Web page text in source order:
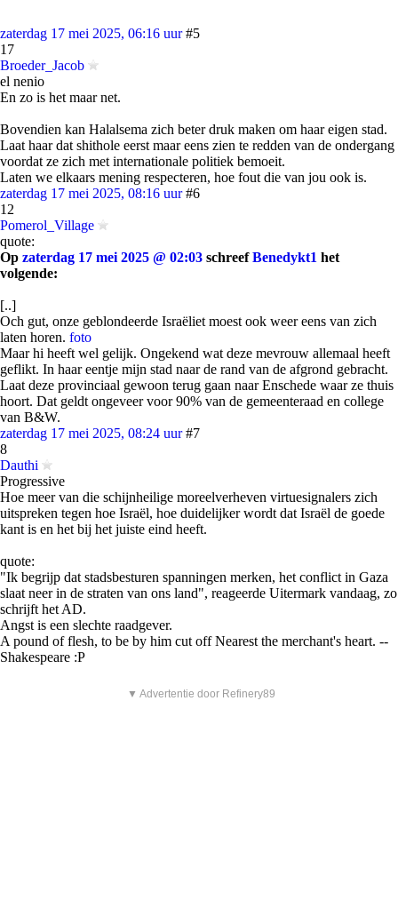
zaterdag 17 mei 2025, 06:16 uur #5
17
Broeder_Jacob
el nenio
En zo is het maar net.
Bovendien kan Halalsema zich beter druk maken om haar eigen stad.
Laat haar dat shithole eerst maar eens zien te redden van de ondergang
voordat ze zich met internationale politiek bemoeit.
Laten we elkaars mening respecteren, hoe fout die van jou ook is.
zaterdag 17 mei 2025, 08:16 uur #6
12
Pomerol_Village
quote:
Op zaterdag 17 mei 2025 @ 02:03 schreefBenedykt1 het
volgende:
[..]
Och gut, onze geblondeerde Israëliet moest ook weer eens van zich
laten horen. foto
Maar hi heeft wel gelijk. Ongekend wat deze mevrouw allemaal heeft
geflikt. In haar eentje mijn stad naar de rand van de afgrond gebracht.
Laat deze provinciaal gewoon terug gaan naar Enschede waar ze thuis
hoort. Dat geldt ongeveer voor 90% van de gemeenteraad en college
van B&W.
zaterdag 17 mei 2025, 08:24 uur #7
8
Dauthi
Progressive
Hoe meer van die schijnheilige moreelverheven virtuesignalers zich
uitspreken tegen hoe Israël, hoe duidelijker wordt dat Israël de goede
kant is en het bij het juiste eind heeft.
quote:
"Ik begrijp dat stadsbesturen spanningen merken, het conflict in Gaza
slaat neer in de straten van ons land", reageerde Uitermark vandaag, zo
schrijft het AD.
Angst is een slechte raadgever.
A pound of flesh, to be by him cut off Nearest the merchant's heart. --
Shakespeare :P
▼ Advertentie door Refinery89